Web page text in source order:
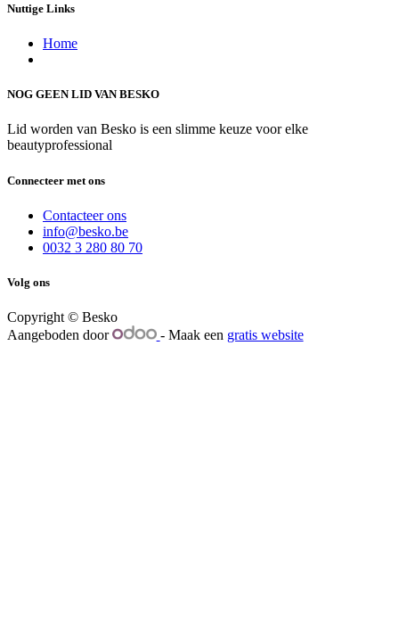
Nuttige Links
Home
NOG GEEN LID VAN BESKO
Lid worden van Besko is een slimme keuze voor elke
beautyprofessional
Connecteer met ons
Contacteer ons
info@besko.be
0032 3 280 80 70
Volg ons
Copyright © Besko
Aangeboden door
- Maak een gratis website